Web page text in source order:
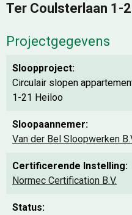
Ter Coulsterlaan 1-
Projectgegevens
Sloopproject:
Circulair slopen
1-21 Heiloo
Sloopaannemer:
Van der Bel Sloopwerken
Certificerende Instelling:
Normec Certification B.V.
Status: